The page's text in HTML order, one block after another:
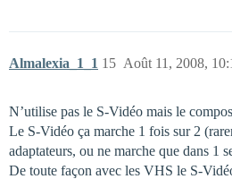
Almalexia_1_1 Août 11, 2008,
15
N’utilise pas le S-Vidéo mais le
Le S-Vidéo ça marche 1 fois sur 2
adaptateurs, ou ne marche que dans 1
De toute façon avec les VHS le S-